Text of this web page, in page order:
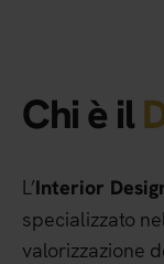
Chi è il
L’Interior
specializzato
valorizzazione